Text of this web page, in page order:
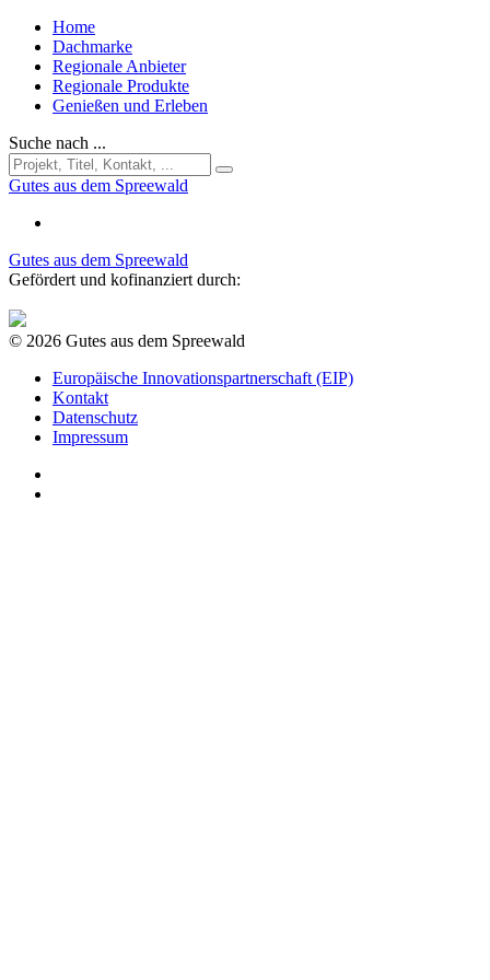
Home
Dachmarke
Regionale Anbieter
Regionale Produkte
Genießen und Erleben
Suche nach ...
Gutes aus dem Spreewald
Gutes aus dem Spreewald
Gefördert und kofinanziert durch:
© 2026 Gutes aus dem Spreewald
Europäische Innovationspartnerschaft (EIP)
Kontakt
Datenschutz
Impressum